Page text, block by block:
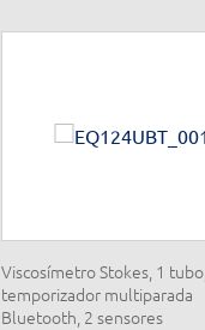
Viscosímetro Stokes, 1 tubo,
temporizador multiparada
Bluetooth, 2 sensores